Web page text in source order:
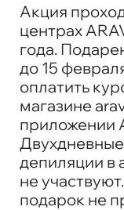
Акция
центрах
года.
до 15
оплатить
магазине
приложении
депиляции в
не
подарок не